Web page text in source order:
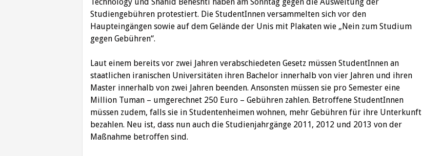
Studiengebühren protestiert. Die StudentInnen versammelten sich vor den
Haupteingängen sowie auf dem Gelände der Unis mit Plakaten wie „Nein zum Studium
gegen Gebühren“.
Laut einem bereits vor zwei Jahren verabschiedeten Gesetz müssen StudentInnen an
staatlichen iranischen Universitäten ihren Bachelor innerhalb von vier Jahren und ihren
Master innerhalb von zwei Jahren beenden. Ansonsten müssen sie pro Semester eine
Million Tuman – umgerechnet 250 Euro – Gebühren zahlen. Betroffene StudentInnen
müssen zudem, falls sie in Studentenheimen wohnen, mehr Gebühren für ihre Unterkunft
bezahlen. Neu ist, dass nun auch die Studienjahrgänge 2011, 2012 und 2013 von der
Maßnahme betroffen sind.